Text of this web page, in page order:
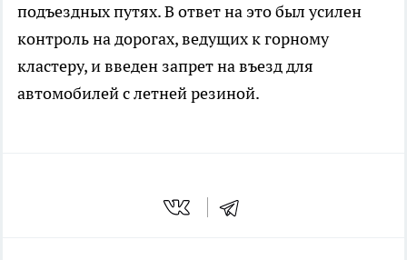
подъездных путях. В ответ на это был усилен
контроль на дорогах, ведущих к горному
кластеру, и введен запрет на въезд для
автомобилей с летней резиной.